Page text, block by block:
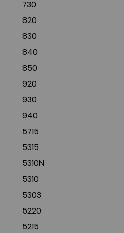
730
820
830
840
850
920
930
940
5715
5315
5310N
5310
5303
5220
5215